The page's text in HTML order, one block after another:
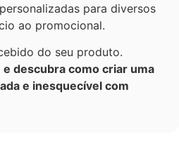
para diversos
ao promocional.
do seu produto.
e descubra como criar uma
e inesquecível com